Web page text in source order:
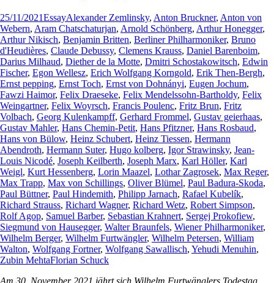
25/11/2021EssayAlexander Zemlinsky, Anton Bruckner, Anton von
Webern, Aram Chatschaturjan, Arnold Schönberg, Arthur Honegger,
Arthur Nikisch, Benjamin Britten, Berliner Philharmoniker, Bruno
d'Heudières, Claude Debussy, Clemens Krauss, Daniel Barenboim,
Darius Milhaud, Diether de la Motte, Dmitri Schostakowitsch, Edwin
Fischer, Egon Wellesz, Erich Wolfgang Korngold, Erik Then-Bergh,
Ernst pepping, Ernst Toch, Ernst von Dohnányi, Eugen Jochum,
Fawzi Haimor, Felix Draeseke, Felix Mendelssohn-Bartholdy, Felix
Weingartner, Felix Woyrsch, Francis Poulenc, Fritz Brun, Fritz
Volbach, Georg Kulenkampff, Gerhard Frommel, Gustav geierhaas,
Gustav Mahler, Hans Chemin-Petit, Hans Pfitzner, Hans Rosbaud,
Hans von Bülow, Heinz Schubert, Heinz Tiessen, Hermann
Abendroth, Hermann Suter, Hugo kolberg, Igor Strawinsky, Jean-
Louis Nicodé, Joseph Keilberth, Joseph Marx, Karl Höller, Karl
Weigl, Kurt Hessenberg, Lorin Maazel, Lothar Zagrosek, Max Reger,
Max Trapp, Max von Schillings, Oliver Blümel, Paul Badura-Skoda,
Paul Büttner, Paul Hindemith, Philipp Jarnach, Rafael Kubelík,
Richard Strauss, Richard Wagner, Richard Wetz, Robert Simpson,
Rolf Agop, Samuel Barber, Sebastian Krahnert, Sergej Prokofiew,
Siegmund von Hausegger, Walter Braunfels, Wiener Philharmoniker,
Wilhelm Berger, Wilhelm Furtwängler, Wilhelm Petersen, William
Walton, Wolfgang Fortner, Wolfgang Sawallisch, Yehudi Menuhin,
Zubin MehtaFlorian Schuck
Am 30. November 2021 jährt sich Wilhelm Furtwänglers Todestag